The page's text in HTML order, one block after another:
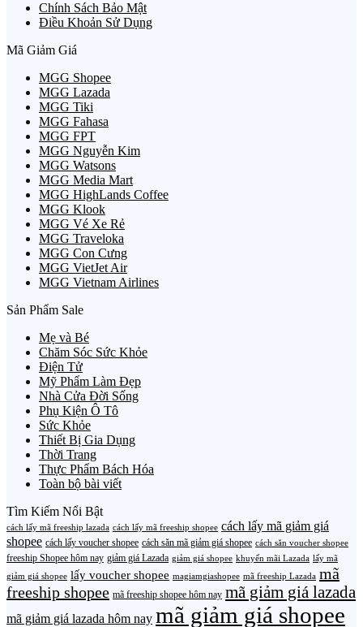
Chính Sách Bảo Mật
Điều Khoản Sử Dụng
Mã Giảm Giá
MGG Shopee
MGG Lazada
MGG Tiki
MGG Fahasa
MGG FPT
MGG Nguyễn Kim
MGG Watsons
MGG Media Mart
MGG HighLands Coffee
MGG Klook
MGG Vé Xe Rẻ
MGG Traveloka
MGG Con Cưng
MGG VietJet Air
MGG Vietnam Airlines
Sản Phẩm Sale
Mẹ và Bé
Chăm Sóc Sức Khỏe
Điện Tử
Mỹ Phẩm Làm Đẹp
Nhà Cửa Đời Sống
Phụ Kiện Ô Tô
Sức Khỏe
Thiết Bị Gia Dụng
Thời Trang
Thực Phẩm Bách Hóa
Toàn bộ bài viết
Tìm Kiếm Nổi Bật
cách lấy mã freeship lazada cách lấy mã freeship shopee cách lấy mã giảm giá
shopee cách lấy voucher shopee cách săn mã giảm giá shopee cách săn voucher shopee
freeship Shopee hôm nay giảm giá Lazada giảm giá shopee khuyến mãi Lazada lấy mã
giảm giá shopee lấy voucher shopee magiamgiashopee mã freeship Lazada mã
freeship shopee mã freeship shopee hôm nay mã giảm giá lazada
mã giảm giá lazada hôm nay mã giảm giá shopee